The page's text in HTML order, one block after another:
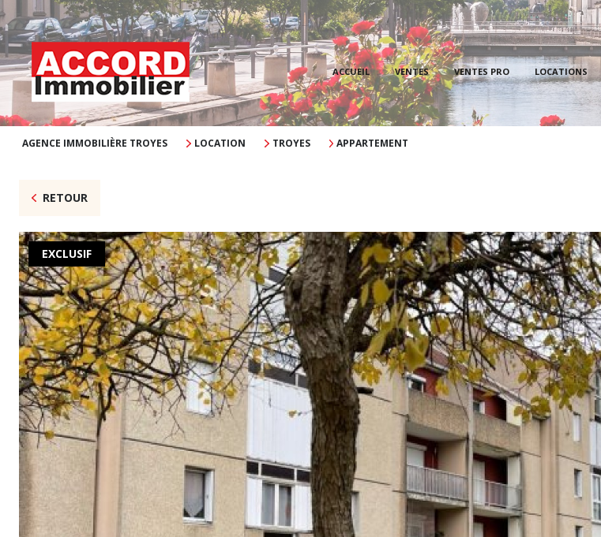
ACCUEIL VENTES VENTES PRO LOCATIONS
AGENCE IMMOBILIÈRE TROYES LOCATION TROYES APPARTEMENT
RETOUR
EXCLUSIF